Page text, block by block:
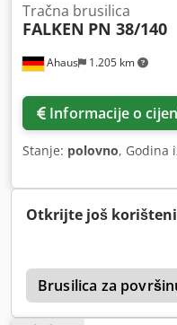
Ahaus 1.205 km
Tračna brusilica
FALKEN PN 38/140
Informacije o
Stanje: polovno, Godina
Otkrijte još
Brusilica za